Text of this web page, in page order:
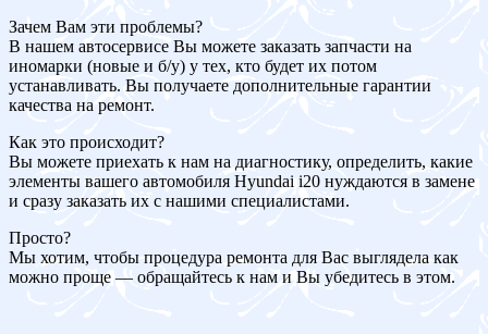
Зачем Вам эти проблемы?
В нашем автосервисе Вы можете заказать запчасти на
иномарки (новые и б/у) у тех, кто будет их потом
устанавливать. Вы получаете дополнительные гарантии
качества на ремонт.
Как это происходит?
Вы можете приехать к нам на диагностику, определить, какие
элементы вашего автомобиля Hyundai i20 нуждаются в замене
и сразу заказать их с нашими специалистами.
Просто?
Мы хотим, чтобы процедура ремонта для Вас выглядела как
можно проще — обращайтесь к нам и Вы убедитесь в этом.